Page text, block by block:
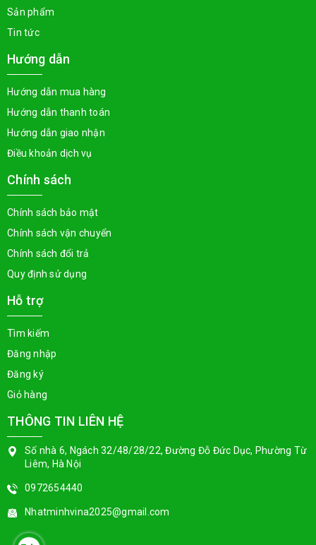
Sản phẩm
Tin tức
Hướng dẫn
Hướng dẫn mua hàng
Hướng dẫn thanh toán
Hướng dẫn giao nhận
Điều khoản dịch vụ
Chính sách
Chính sách bảo mật
Chính sách vận chuyển
Chính sách đổi trả
Quy định sử dụng
Hỗ trợ
Tìm kiếm
Đăng nhập
Đăng ký
Giỏ hàng
THÔNG TIN LIÊN HỆ
Số nhà 6, Ngách 32/48/28/22, Đường Đỗ Đức Dục, Phường Từ
Liêm, Hà Nội
0972654440
Nhatminhvina2025@gmail.com